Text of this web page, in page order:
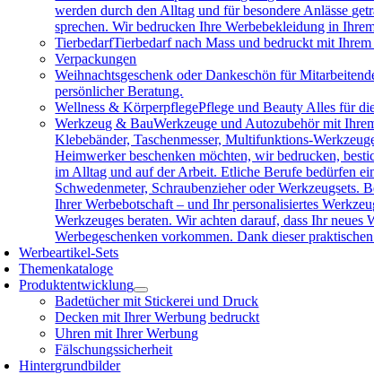
werden durch den Alltag und für besondere Anlässe
sprechen. Wir bedrucken Ihre Werbebekleidung in
TierbedarfTierbedarf nach Mass und bedruckt mit
Verpackungen
Weihnachtsgeschenk oder Dankeschön für
persönlicher Beratung.
Wellness & KörperpflegePflege und Beauty Alles für
Werkzeug & BauWerkzeuge und Autozubehör mit
Klebebänder, Taschenmesser, Multifunktions-
Heimwerker beschenken möchten, wir bedrucken,
im Alltag und auf der Arbeit. Etliche Berufe bedürfen
Schwedenmeter, Schraubenzieher oder
Ihrer Werbebotschaft – und Ihr personalisiertes
Werkzeuges beraten. Wir achten darauf, dass Ihr
Werbegeschenken vorkommen. Dank dieser
Werbeartikel-Sets
Themenkataloge
Produktentwicklung
Badetücher mit Stickerei und Druck
Decken mit Ihrer Werbung bedruckt
Uhren mit Ihrer Werbung
Fälschungssicherheit
Hintergrundbilder